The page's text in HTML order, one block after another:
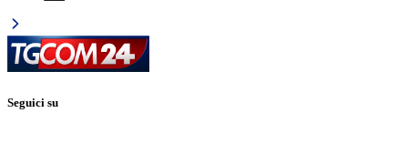
Seguici su